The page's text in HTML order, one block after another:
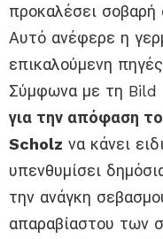
προκαλέσει
Αυτό ανέφερε η
επικαλούμενη
Σύμφωνα με τη Bild
για την απόφαση
Scholz να κάνει
υπενθυμίσει
την ανάγκη
απαραβίαστου των